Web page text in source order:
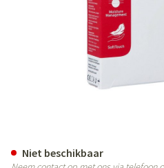
Niet beschikbaar